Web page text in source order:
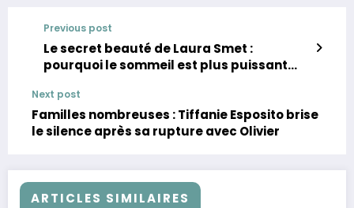
Previous post
Le secret beauté de Laura Smet :
pourquoi le sommeil est plus puissant
Next post
Familles nombreuses : Tiffanie Esposito brise
le silence après sa rupture avec Olivier
ARTICLES SIMILAIRES